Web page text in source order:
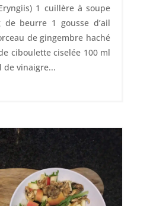
1 cuillère à soupe
de beurre 1 gousse d’ail
de gingembre haché
ciboulette ciselée 100 ml
vinaigre...